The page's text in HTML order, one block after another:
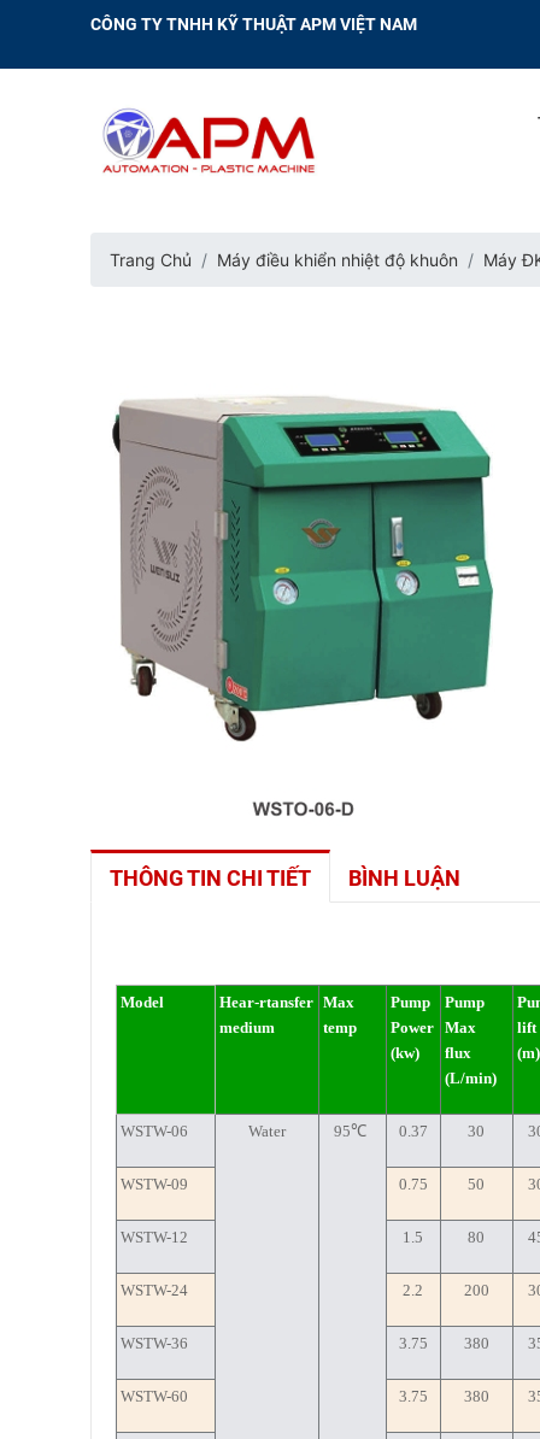
CÔNG TY TNHH KỸ THUẬT APM VIỆT NAM
Trang Chủ Máy điều khiển nhiệt độ khuôn Máy
THÔNG TIN CHI TIẾT BÌNH LUẬN
Model
Hear-rtansfer
medium
Max
temp
Pump
Power
(kw)
Pump
Max
flux
(L/min)
lift
(m)
WSTW-06 Water 95℃ 0.37 30
WSTW-09 0.75 50
WSTW-12 1.5 80
WSTW-24 2.2 200
WSTW-36 3.75 380
WSTW-60 3.75 380